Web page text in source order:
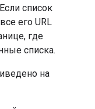
список
его URL
где
списка.
на